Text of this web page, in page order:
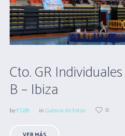
Cto. GR
B – Ibiza
by FGIB in Galería de fotos 0